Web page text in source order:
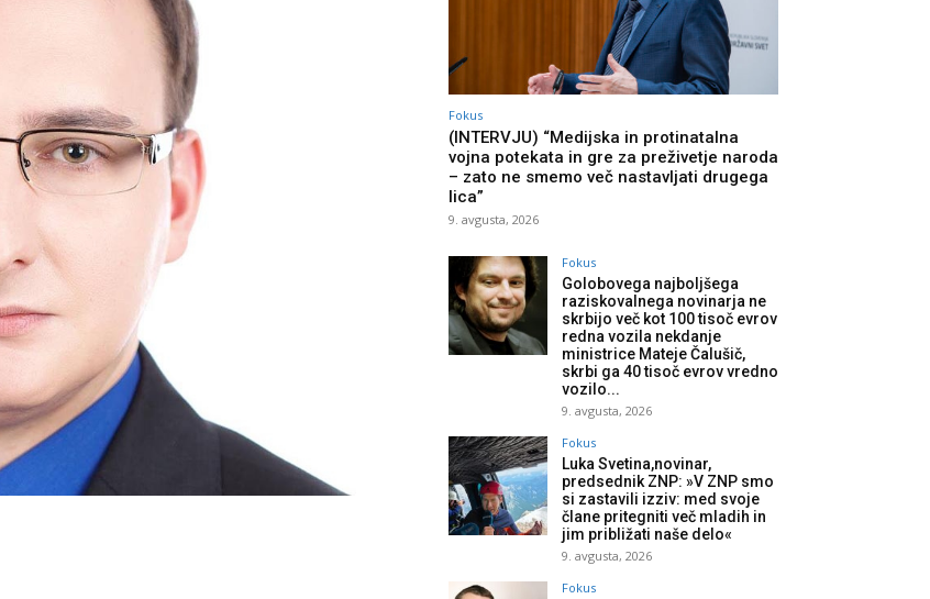
Fokus
(INTERVJU) “Medijska in protinatalna
vojna potekata in gre za preživetje naroda
– zato ne smemo več nastavljati drugega
lica”
9. avgusta, 2026
Fokus
Golobovega najboljšega
raziskovalnega novinarja ne
skrbijo več kot 100 tisoč evrov
redna vozila nekdanje
ministrice Mateje Čalušič,
skrbi ga 40 tisoč evrov vredno
vozilo...
9. avgusta, 2026
Fokus
Luka Svetina,novinar,
predsednik ZNP: »V ZNP smo
si zastavili izziv: med svoje
člane pritegniti več mladih in
jim približati naše delo«
9. avgusta, 2026
Fokus